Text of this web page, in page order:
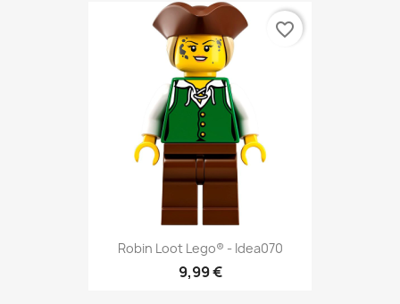
Robin Loot Lego® - Idea070
9,99 €
favorite_border